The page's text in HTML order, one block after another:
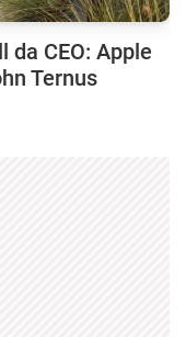
da CEO: Apple
Ternus